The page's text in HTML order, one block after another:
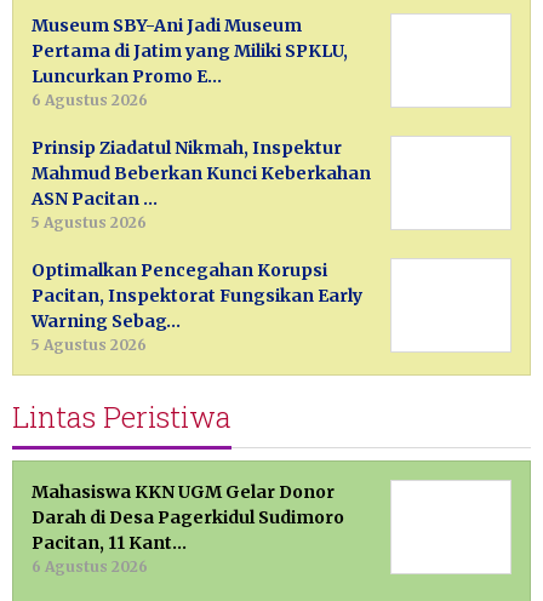
Museum SBY-Ani Jadi Museum
Pertama di Jatim yang Miliki SPKLU,
Luncurkan Promo E…
6 Agustus 2026
Prinsip Ziadatul Nikmah, Inspektur
Mahmud Beberkan Kunci Keberkahan
ASN Pacitan …
5 Agustus 2026
Optimalkan Pencegahan Korupsi
Pacitan, Inspektorat Fungsikan Early
Warning Sebag…
5 Agustus 2026
Lintas Peristiwa
Mahasiswa KKN UGM Gelar Donor
Darah di Desa Pagerkidul Sudimoro
Pacitan, 11 Kant…
6 Agustus 2026